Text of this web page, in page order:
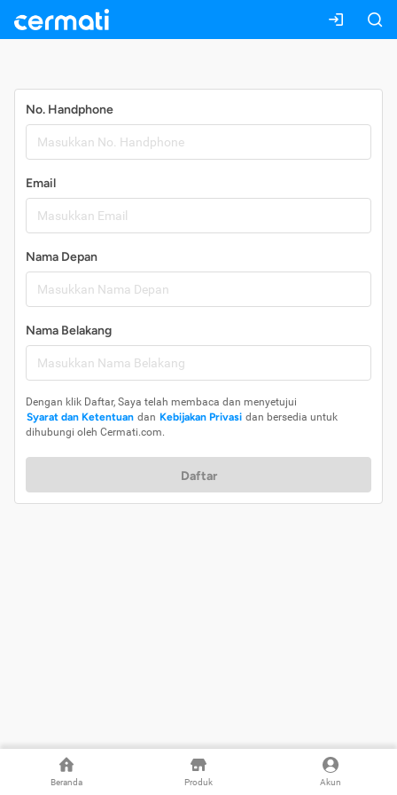
Beranda Produk Akun
No. Handphone
Email
Nama Depan
Nama Belakang
Dengan klik Daftar, Saya telah membaca dan menyetujui
Syarat dan Ketentuan dan Kebijakan Privasi dan bersedia untuk
dihubungi oleh Cermati.com.
Daftar